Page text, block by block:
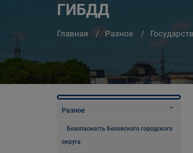
ГИБДД
Главная Разное
Разное
Безопасность Беловского городского
округа